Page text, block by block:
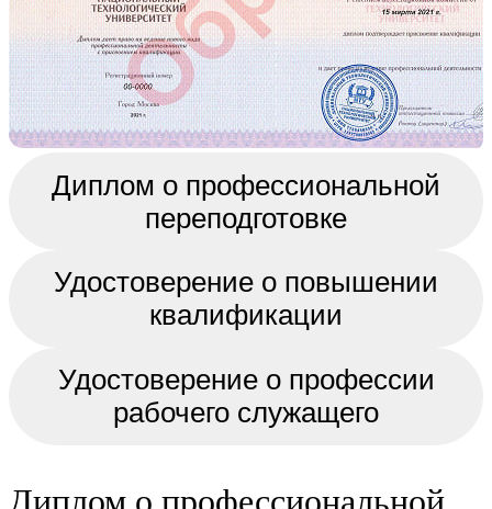
Диплом о профессиональной
переподготовке
Удостоверение о повышении
квалификации
Удостоверение о профессии
рабочего служащего
Диплом о профессиональной